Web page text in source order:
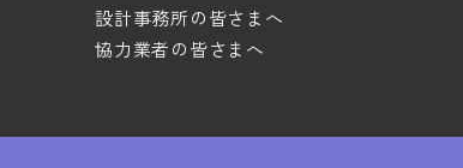
設計事務所の皆さまへ
協力業者の皆さまへ